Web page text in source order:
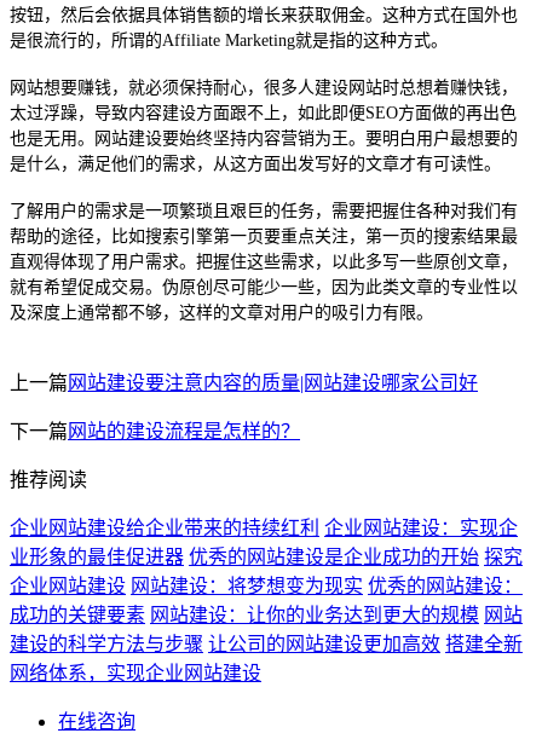
按钮，然后会依据具体销售额的增长来获取佣金。这种方式在国外也
是很流行的，所谓的Affiliate Marketing就是指的这种方式。
网站想要赚钱，就必须保持耐心，很多人建设网站时总想着赚快钱，
太过浮躁，导致内容建设方面跟不上，如此即便SEO方面做的再出色
也是无用。网站建设要始终坚持内容营销为王。要明白用户最想要的
是什么，满足他们的需求，从这方面出发写好的文章才有可读性。
了解用户的需求是一项繁琐且艰巨的任务，需要把握住各种对我们有
帮助的途径，比如搜索引擎第一页要重点关注，第一页的搜索结果最
直观得体现了用户需求。把握住这些需求，以此多写一些原创文章，
就有希望促成交易。伪原创尽可能少一些，因为此类文章的专业性以
及深度上通常都不够，这样的文章对用户的吸引力有限。
上一篇 网站建设要注意内容的质量|网站建设哪家公司好
下一篇 网站的建设流程是怎样的？
推荐阅读
企业网站建设给企业带来的持续红利 企业网站建设：实现企
业形象的最佳促进器 优秀的网站建设是企业成功的开始 探究
企业网站建设 网站建设：将梦想变为现实 优秀的网站建设：
成功的关键要素 网站建设：让你的业务达到更大的规模 网站
建设的科学方法与步骤 让公司的网站建设更加高效 搭建全新
网络体系，实现企业网站建设
在线咨询